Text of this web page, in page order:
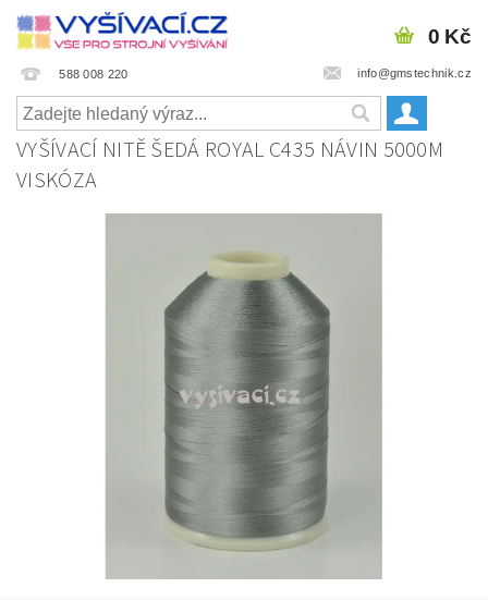
588 008 220 info@gmstechnik.cz
0 Kč
VYŠÍVACÍ NITĚ ŠEDÁ ROYAL C435 NÁVIN 5000M
VISKÓZA